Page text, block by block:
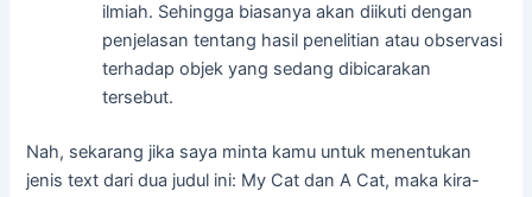
ilmiah. Sehingga biasanya akan diikuti dengan
penjelasan tentang hasil penelitian atau observasi
terhadap objek yang sedang dibicarakan
tersebut.
Nah, sekarang jika saya minta kamu untuk menentukan
jenis text dari dua judul ini: My Cat dan A Cat, maka kira-